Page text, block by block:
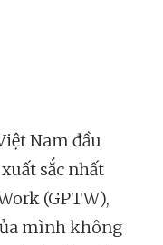
Nam đầu
sắc nhất
(GPTW),
mình không